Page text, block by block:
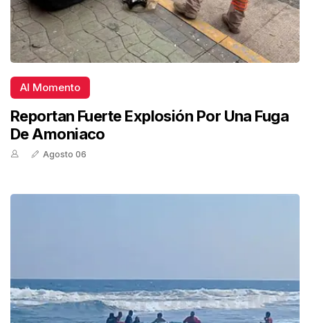
Al Momento
Reportan Fuerte Explosión Por Una Fuga
De Amoniaco
Agosto 06